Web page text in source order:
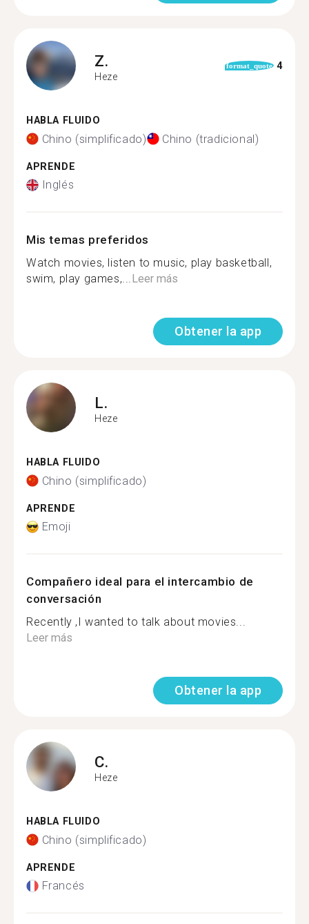
Z.
Heze
format_quote 4
HABLA FLUIDO
Chino (simplificado) Chino (tradicional)
APRENDE
Inglés
Mis temas preferidos
Watch movies, listen to music, play basketball,
swim, play games,...Leer más
Obtener la app
L.
Heze
HABLA FLUIDO
Chino (simplificado)
APRENDE
Emoji
Compañero ideal para el intercambio de
conversación
Recently ,I wanted to talk about movies...
Leer más
Obtener la app
C.
Heze
HABLA FLUIDO
Chino (simplificado)
APRENDE
Francés